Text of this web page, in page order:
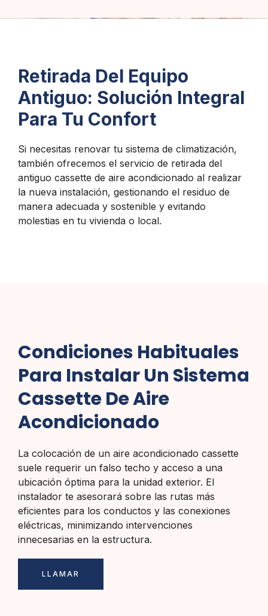
Retirada Del Equipo
Antiguo: Solución Integral
Para Tu Confort
Si necesitas renovar tu sistema de climatización,
también ofrecemos el servicio de retirada del
antiguo cassette de aire acondicionado al realizar
la nueva instalación, gestionando el residuo de
manera adecuada y sostenible y evitando
molestias en tu vivienda o local.
Condiciones Habituales
Para Instalar Un Sistema
Cassette De Aire
Acondicionado
La colocación de un aire acondicionado cassette
suele requerir un falso techo y acceso a una
ubicación óptima para la unidad exterior. El
instalador te asesorará sobre las rutas más
eficientes para los conductos y las conexiones
eléctricas, minimizando intervenciones
innecesarias en la estructura.
LLAMAR